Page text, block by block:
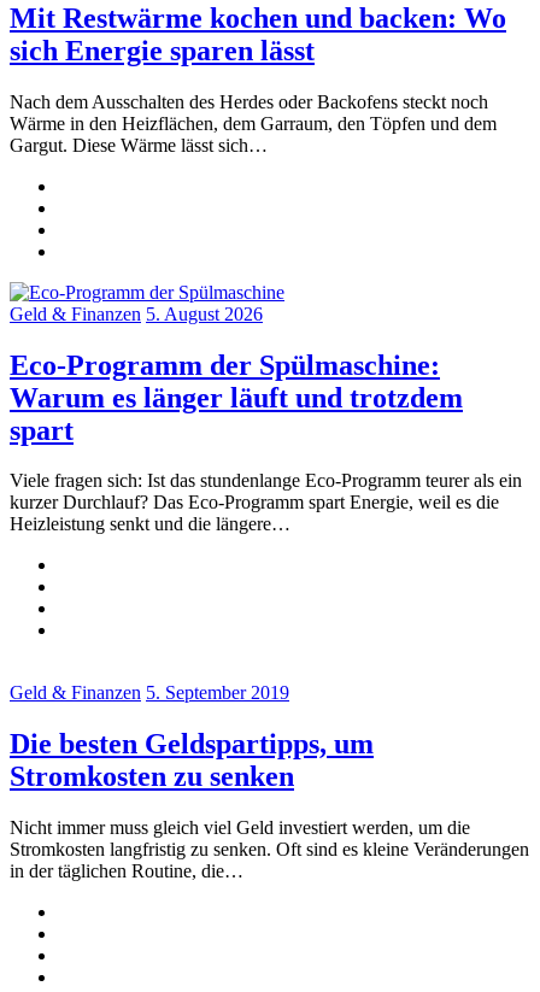
Mit Restwärme kochen und backen: Wo
sich Energie sparen lässt
Nach dem Ausschalten des Herdes oder Backofens steckt noch
Wärme in den Heizflächen, dem Garraum, den Töpfen und dem
Gargut. Diese Wärme lässt sich…
Geld & Finanzen 5. August 2026
Eco-Programm der Spülmaschine:
Warum es länger läuft und trotzdem
spart
Viele fragen sich: Ist das stundenlange Eco-Programm teurer als ein
kurzer Durchlauf? Das Eco-Programm spart Energie, weil es die
Heizleistung senkt und die längere…
Geld & Finanzen 5. September 2019
Die besten Geldspartipps, um
Stromkosten zu senken
Nicht immer muss gleich viel Geld investiert werden, um die
Stromkosten langfristig zu senken. Oft sind es kleine Veränderungen
in der täglichen Routine, die…